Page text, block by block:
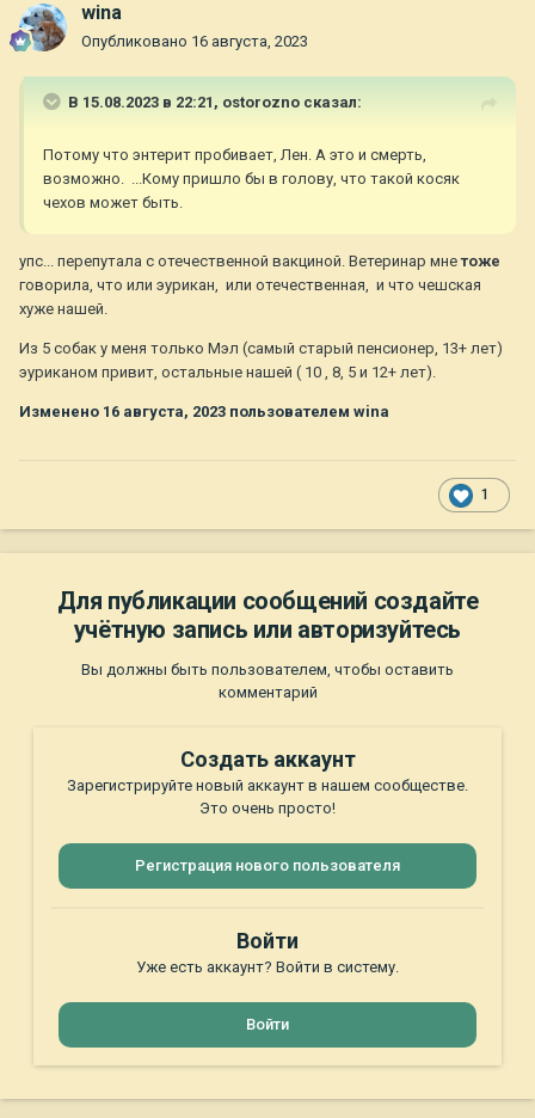
wina
Опубликовано 16 августа, 2023
В 15.08.2023 в 22:21, ostorozno сказал:
Потому что энтерит пробивает, Лен. А это и смерть,
возможно. ...Кому пришло бы в голову, что такой косяк
чехов может быть.
упс... перепутала с отечественной вакциной. Ветеринар мнетоже
говорила, что или эурикан, или отечественная, и что чешская
хуже нашей.
Из 5 собак у меня только Мэл (самый старый пенсионер, 13+ лет)
эуриканом привит, остальные нашей ( 10 , 8, 5 и 12+ лет).
Изменено 16 августа, 2023 пользователем wina
1
Для публикации сообщений создайте
учётную запись или авторизуйтесь
Вы должны быть пользователем, чтобы оставить
комментарий
Создать аккаунт
Зарегистрируйте новый аккаунт в нашем сообществе.
Это очень просто!
Регистрация нового пользователя
Войти
Уже есть аккаунт? Войти в систему.
Войти